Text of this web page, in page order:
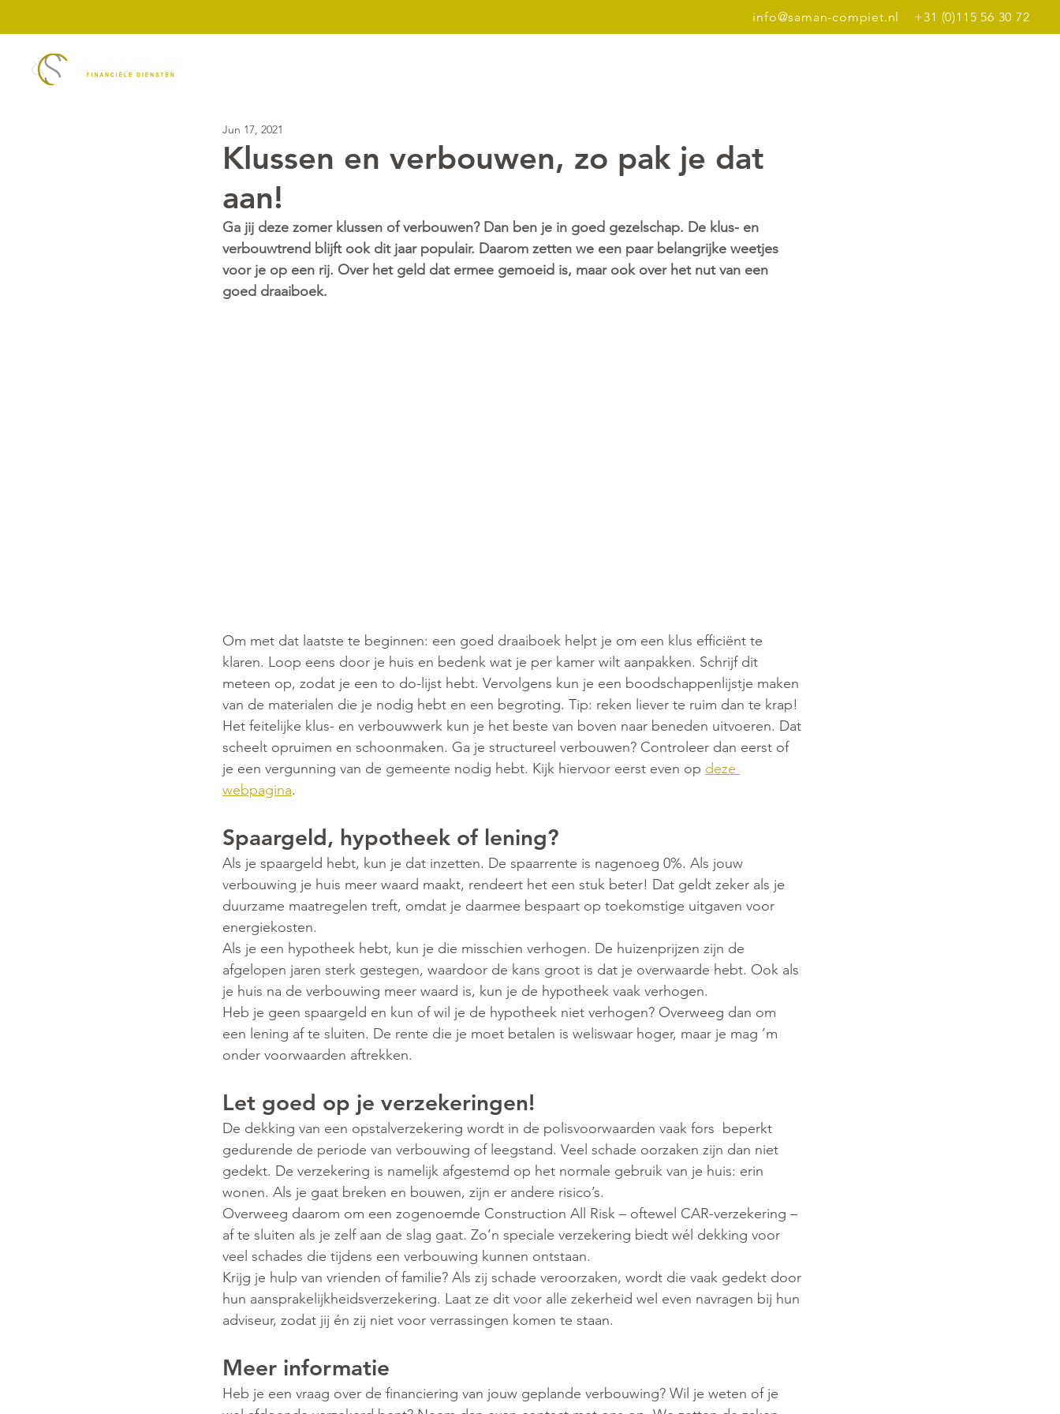
info@saman-compiet.nl +31 (0)115 56 30 72
Klussen en verbouwen, zo pak je dat
aan!
Jun 17, 2021
Ga jij deze zomer klussen of verbouwen? Dan ben je in goed gezelschap. De klus- en
verbouwtrend blijft ook dit jaar populair. Daarom zetten we een paar belangrijke weetjes
voor je op een rij. Over het geld dat ermee gemoeid is, maar ook over het nut van een
goed draaiboek.
Om met dat laatste te beginnen: een goed draaiboek helpt je om een klus efficiënt te
klaren. Loop eens door je huis en bedenk wat je per kamer wilt aanpakken. Schrijf dit
meteen op, zodat je een to do-lijst hebt. Vervolgens kun je een boodschappenlijstje maken
van de materialen die je nodig hebt en een begroting. Tip: reken liever te ruim dan te krap!
Het feitelijke klus- en verbouwwerk kun je het beste van boven naar beneden uitvoeren. Dat
scheelt opruimen en schoonmaken. Ga je structureel verbouwen? Controleer dan eerst of
je een vergunning van de gemeente nodig hebt. Kijk hiervoor eerst even op deze
webpagina.
Spaargeld, hypotheek of lening?
Als je spaargeld hebt, kun je dat inzetten. De spaarrente is nagenoeg 0%. Als jouw
verbouwing je huis meer waard maakt, rendeert het een stuk beter! Dat geldt zeker als je
duurzame maatregelen treft, omdat je daarmee bespaart op toekomstige uitgaven voor
energiekosten.
Als je een hypotheek hebt, kun je die misschien verhogen. De huizenprijzen zijn de
afgelopen jaren sterk gestegen, waardoor de kans groot is dat je overwaarde hebt. Ook als
je huis na de verbouwing meer waard is, kun je de hypotheek vaak verhogen.
Heb je geen spaargeld en kun of wil je de hypotheek niet verhogen? Overweeg dan om
een lening af te sluiten. De rente die je moet betalen is weliswaar hoger, maar je mag ’m
onder voorwaarden aftrekken.
Let goed op je verzekeringen!
De dekking van een opstalverzekering wordt in de polisvoorwaarden vaak fors  beperkt
gedurende de periode van verbouwing of leegstand. Veel schade oorzaken zijn dan niet
gedekt. De verzekering is namelijk afgestemd op het normale gebruik van je huis: erin
wonen. Als je gaat breken en bouwen, zijn er andere risico’s.
Overweeg daarom om een zogenoemde Construction All Risk – oftewel CAR-verzekering –
af te sluiten als je zelf aan de slag gaat. Zo’n speciale verzekering biedt wél dekking voor
veel schades die tijdens een verbouwing kunnen ontstaan.
Krijg je hulp van vrienden of familie? Als zij schade veroorzaken, wordt die vaak gedekt door
hun aansprakelijkheidsverzekering. Laat ze dit voor alle zekerheid wel even navragen bij hun
adviseur, zodat jij én zij niet voor verrassingen komen te staan.
Meer informatie
Heb je een vraag over de financiering van jouw geplande verbouwing? Wil je weten of je